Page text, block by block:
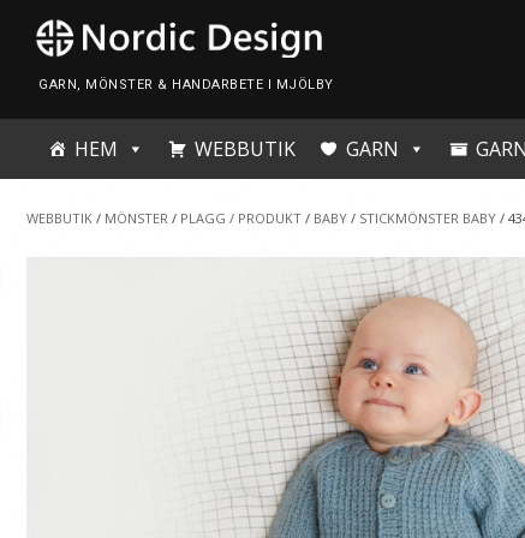
content
GARN, MÖNSTER & HANDARBETE I MJÖLBY
HEM WEBBUTIK GARN
WEBBUTIK / MÖNSTER / PLAGG / PRODUKT / BABY / STICKMÖNSTER BABY /